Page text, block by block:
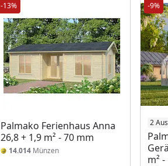
-13%
Palmako Ferienhaus Anna
26,8 + 1,9 m² - 70 mm
14.014 Münzen
-9%
2
m²